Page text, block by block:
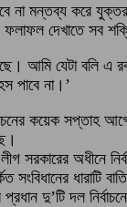
না মন্তব্য করে
ফলাফল দেখাতে সব
আমি যেটা বলি এ
পাবে না।’
কয়েক
সরকারের অধীনে
সংবিধানের ধারাটি
দু’টি দল